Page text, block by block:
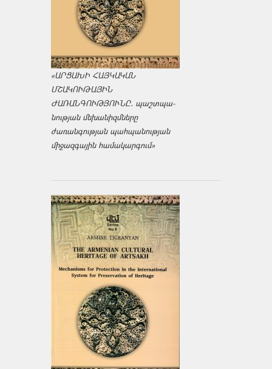
«ԱՐՑԱԽԻ ՀԱՅԿԱԿԱՆ
ՄՇԱԿՈՒԹԱՅԻՆ
ԺԱՌԱՆԳՈՒԹՅՈՒՆԸ․ պաշտպա­
նության մեխանիզմները
ժառանգության պահպանության
միջազ­գային համակարգում»